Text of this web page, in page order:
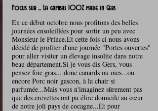
Focus sur ... La gambas 100% made in Gers
En ce début octobre nous profitons des belles
journées ensoleillées pour sortir un peu avec
Monsieur le Prince.Et cette fois ci nous avons
décidé de profiter d'une journée "Portes ouvertes"
pour aller visiter un élevage insolite dans notre
beau département.Si je vous dis Gers, vous
pensez foie gras... donc canards ou oies...ou
encore Porc noir gascon, à la chair si
parfumée...Mais vous n'imaginez sûrement pas
que des crevettes ont pu élire domicile au cœur
de notre joli pays de cocagne...Et pour